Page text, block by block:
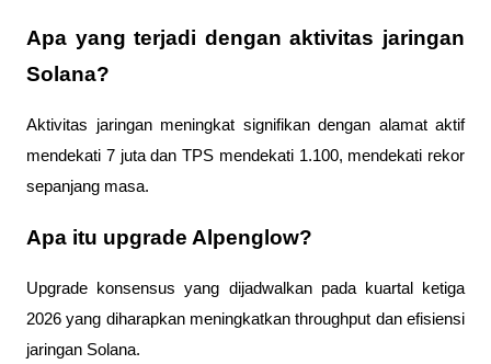
Apa yang terjadi dengan aktivitas jaringan
Solana?
Aktivitas jaringan meningkat signifikan dengan alamat aktif
mendekati 7 juta dan TPS mendekati 1.100, mendekati rekor
sepanjang masa.
Apa itu upgrade Alpenglow?
Upgrade konsensus yang dijadwalkan pada kuartal ketiga
2026 yang diharapkan meningkatkan throughput dan efisiensi
jaringan Solana.